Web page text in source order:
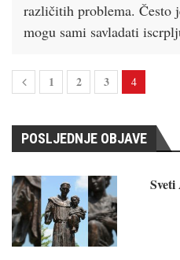
različitih problema. Često
mogu sami savladati
1 2 3 4
POSLJEDNJE OBJAVE
Sveti